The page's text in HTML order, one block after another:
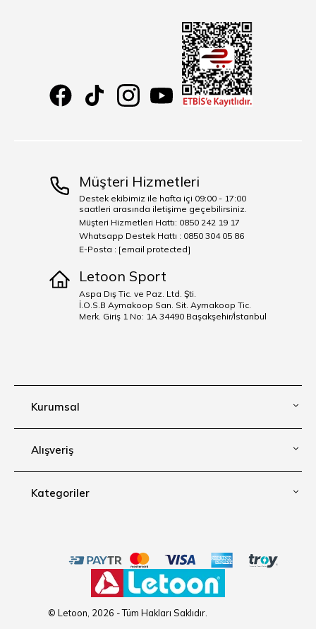
Kurumsal
Alışveriş
Kategoriler
Müşteri Hizmetleri
Destek ekibimiz ile hafta içi 09:00 - 17:00
saatleri arasında iletişime geçebilirsiniz.
Müşteri Hizmetleri Hattı: 0850 242 19 17
Whatsapp Destek Hattı : 0850 304 05 86
E-Posta : [email protected]
Letoon Sport
Aspa Dış Tic. ve Paz. Ltd. Şti.
İ.O.S.B Aymakoop San. Sit. Aymakoop Tic.
Merk. Giriş 1 No: 1A 34490 Başakşehir/İstanbul
© Letoon, 2026 - Tüm Hakları Saklıdır.